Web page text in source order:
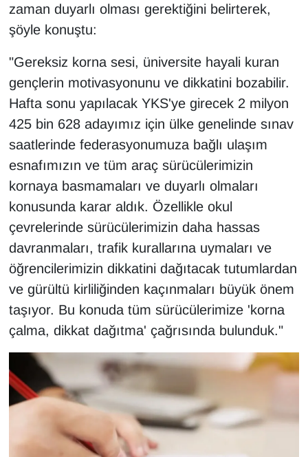
zaman duyarlı olması gerektiğini belirterek,
şöyle konuştu:
"Gereksiz korna sesi, üniversite hayali kuran
gençlerin motivasyonunu ve dikkatini bozabilir.
Hafta sonu yapılacak YKS'ye girecek 2 milyon
425 bin 628 adayımız için ülke genelinde sınav
saatlerinde federasyonumuza bağlı ulaşım
esnafımızın ve tüm araç sürücülerimizin
kornaya basmamaları ve duyarlı olmaları
konusunda karar aldık. Özellikle okul
çevrelerinde sürücülerimizin daha hassas
davranmaları, trafik kurallarına uymaları ve
öğrencilerimizin dikkatini dağıtacak tutumlardan
ve gürültü kirliliğinden kaçınmaları büyük önem
taşıyor. Bu konuda tüm sürücülerimize 'korna
çalma, dikkat dağıtma' çağrısında bulunduk."
Turizm
VAN'DA SPOR
Vasıta
YAŞAM
YEREL